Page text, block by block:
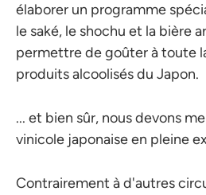
élaborer un programme
le saké, le shochu et la bière
permettre de goûter à toute
produits alcoolisés du Japon.
... et bien sûr, nous devons
vinicole japonaise en pleine
Contrairement à d'autres